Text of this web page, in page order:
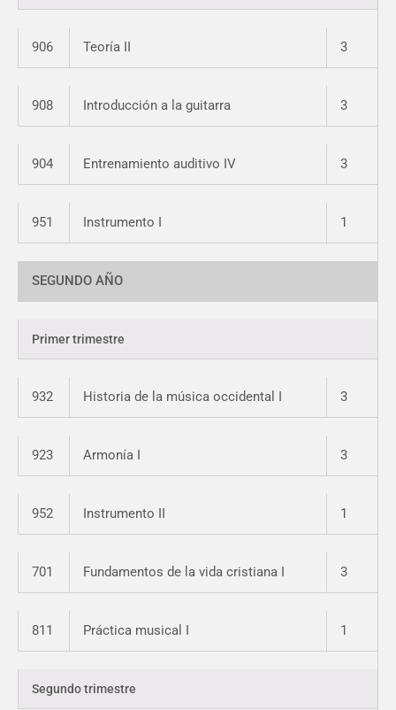
906 Teoría II 3
908 Introducción a la guitarra 3
904 Entrenamiento auditivo IV 3
951 Instrumento I 1
SEGUNDO AÑO
Primer trimestre
932 Historia de la música occidental I 3
923 Armonía I 3
952 Instrumento II 1
701 Fundamentos de la vida cristiana I 3
811 Práctica musical I 1
Segundo trimestre